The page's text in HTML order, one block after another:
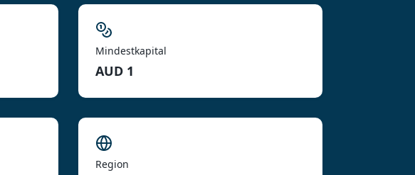
Mindestkapital
AUD 1
Region